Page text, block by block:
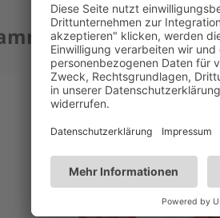
gekauft